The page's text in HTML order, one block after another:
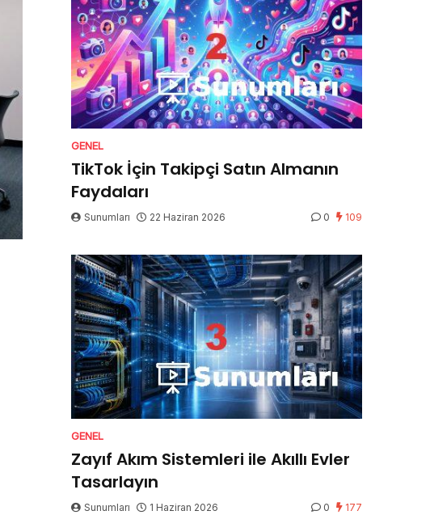
GENEL
TikTok İçin Takipçi Satın Almanın
Faydaları
Sunumları 22 Haziran 2026 0 109
GENEL
Zayıf Akım Sistemleri ile Akıllı Evler
Tasarlayın
Sunumları 1 Haziran 2026 0 177